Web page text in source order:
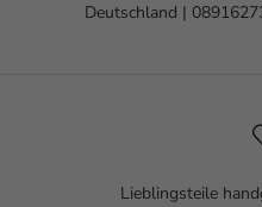
Deutschland |
Lieblingsteile